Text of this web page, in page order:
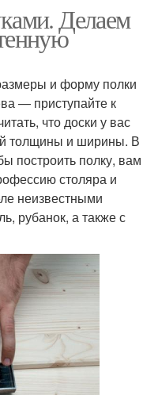
Делаем
и форму полки
— приступайте к
что доски у вас
толщины и ширины. В
построить полку, вам
столяра и
неизвестными
рубанок, а также с